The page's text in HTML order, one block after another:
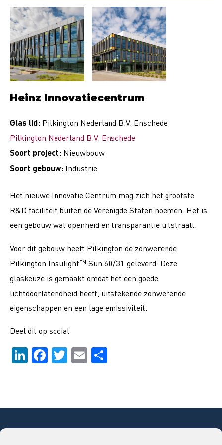
Heinz Innovatiecentrum
Glas lid: Pilkington Nederland B.V. Enschede
Pilkington Nederland B.V. Enschede
Soort project: Nieuwbouw
Soort gebouw: Industrie
Het nieuwe Innovatie Centrum mag zich het grootste
R&D faciliteit buiten de Verenigde Staten noemen. Het is
een gebouw wat openheid en transparantie uitstraalt.
Voor dit gebouw heeft Pilkington de zonwerende
Pilkington Insulight™ Sun 60/31 geleverd. Deze
glaskeuze is gemaakt omdat het een goede
lichtdoorlatendheid heeft, uitstekende zonwerende
eigenschappen en een lage emissiviteit.
Deel dit op social
LinkedIn
Facebook
Twitter
Email